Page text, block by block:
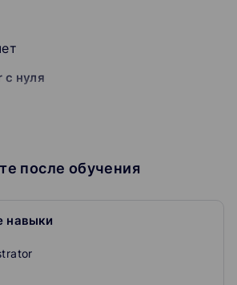
c нуля
с основными инструментами
имеющиеся знания
после обучения
навыки